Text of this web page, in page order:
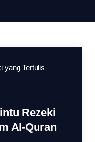
Rezeki
Al-Quran